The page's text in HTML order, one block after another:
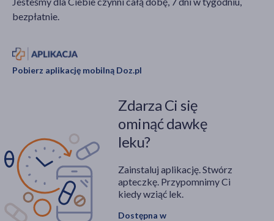
się bólem, choć pojawić
mogą się także
niedowład. Co
stosować na bolące
powstawania zmian
bezpłatnie.
Pobierz aplikację mobilną Doz.pl
Zdarza Ci się
ominąć dawkę
leku?
Zainstaluj aplikację. Stwórz
apteczkę. Przypomnimy Ci
kiedy wziąć lek.
Dostępna w